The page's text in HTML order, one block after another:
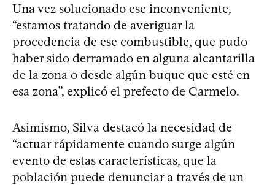
Una vez solucionado ese inconveniente,
“estamos tratando de averiguar la
procedencia de ese combustible, que pudo
haber sido derramado en alguna alcantarilla
de la zona o desde algún buque que esté en
esa zona”, explicó el prefecto de Carmelo.
Asimismo, Silva destacó la necesidad de
“actuar rápidamente cuando surge algún
evento de estas características, que la
población puede denunciar a través de un